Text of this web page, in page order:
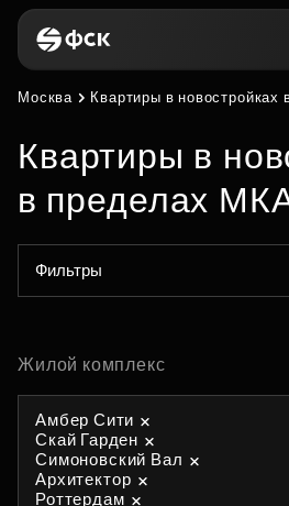
Москва Квартиры в
Квартиры в
в пределах
Фильтры
Жилой комплекс
Амбер Сити
Скай Гарден
Симоновский Вал
Архитектор
Роттердам